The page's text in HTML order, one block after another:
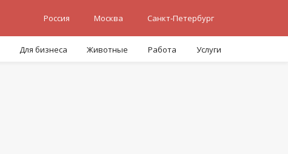
Россия Москва Санкт-Петербург
Для бизнеса Животные Работа Услуги